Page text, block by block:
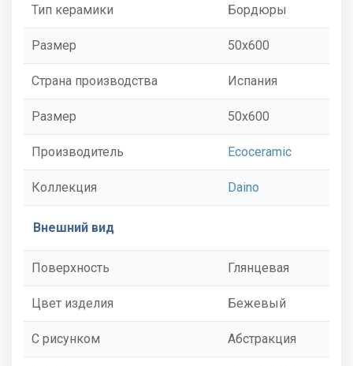
Тип керамики Бордюры
Размер 50x600
Страна производства Испания
Размер 50x600
Производитель Ecoceramic
Коллекция Daino
Внешний вид
Поверхность Глянцевая
Цвет изделия Бежевый
С рисунком Абстракция